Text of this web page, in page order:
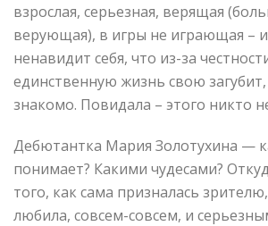
взрослая, серьезная, верящая
верующая), в игры не играющая –
ненавидит себя, что из-за
единственную жизнь свою загубит,
знакомо. Повидала – этого никто
Дебютантка Мария Золотухина —
понимает? Какими чудесами?
того, как сама призналась
любила, совсем-совсем, и